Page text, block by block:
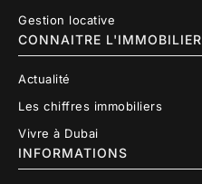
Gestion locative
CONNAITRE L'IMMOBILIER
Actualité
Les chiffres immobiliers
Vivre à Dubai
INFORMATIONS